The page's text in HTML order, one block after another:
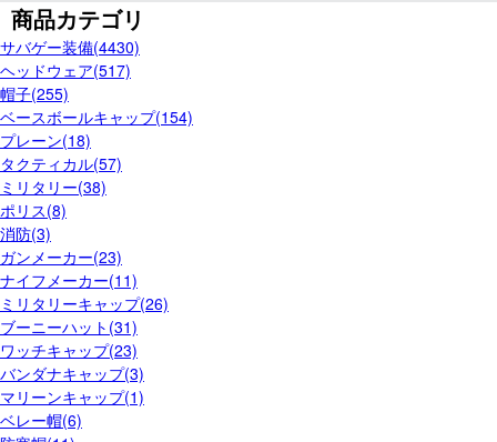
商品カテゴリ
サバゲー装備(4430)
ヘッドウェア(517)
帽子(255)
ベースボールキャップ(154)
プレーン(18)
タクティカル(57)
ミリタリー(38)
ポリス(8)
消防(3)
ガンメーカー(23)
ナイフメーカー(11)
ミリタリーキャップ(26)
ブーニーハット(31)
ワッチキャップ(23)
バンダナキャップ(3)
マリーンキャップ(1)
ベレー帽(6)